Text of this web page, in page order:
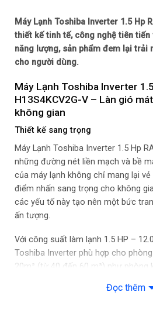
Khả năng lọc không khí
Lọc bụi, kháng khuẩn, khử mùi:
Magic Coil
Công nghệ làm lạnh
Chế độ gió: Điều khiển lên xuống
tay
Công nghệ làm lạnh nhanh: Hi
Thông số kích thước/ lắp đặt
Kích thước – Khối lượng dàn lạnh:
Kích thước – Khối lượng dàn nóng:
Dày 24 cm – Nặng 21 kg
Chiều dài lắp đặt ống đồng: 15 m
Máy Lạnh Toshiba Inverter 1.5 Hp
thiết kế tinh tế, công nghệ tiên
năng lượng, sản phẩm đem lại trải
cho người dùng.
Máy Lạnh Toshiba Inverter
H13S4KCV2G-V – Làn gió
không gian
Thiết kế sang trọng
Máy Lạnh Toshiba Inverter 1.5 Hp
những đường nét liền mạch và bề
của máy lạnh không chỉ mang lại
điểm nhấn sang trọng cho không
các yếu tố này tạo nên một bức
ấn tượng.
Với công suất làm lạnh 1.5 HP –
Toshiba Inverter phù hợp cho
20m² (từ 40 đến 60 m³) như phòng
Đọc thêm